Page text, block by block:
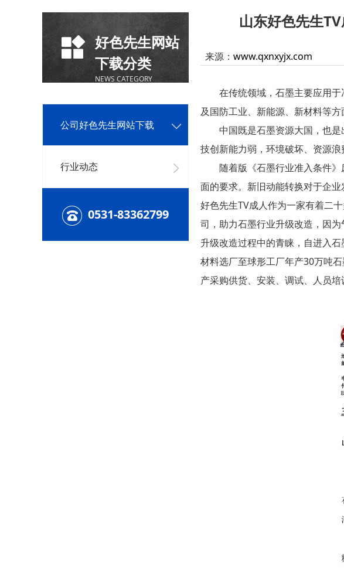
好色先生网站
下载分类
NEWS CATEGORY
公司好色先生网站下载
行业动态
0531-83362799
山东好色先生
来源： www.qxnxyjx.com
在传统领域，石墨主要应用于
及国防工业、新能源、新材料等
中国既是石墨资源大国，也是
技创新能力弱，环境破坏、资源浪
随着版《石墨行业准入条件》
面的要求。新旧动能转换对于企
好色先生TV成人作为一家有着二
司，助力石墨行业升级改造，因
升级改造过程中的青睐，自进入
材料选厂至球形工厂年产30万吨
产采购供货、安装、调试、人员